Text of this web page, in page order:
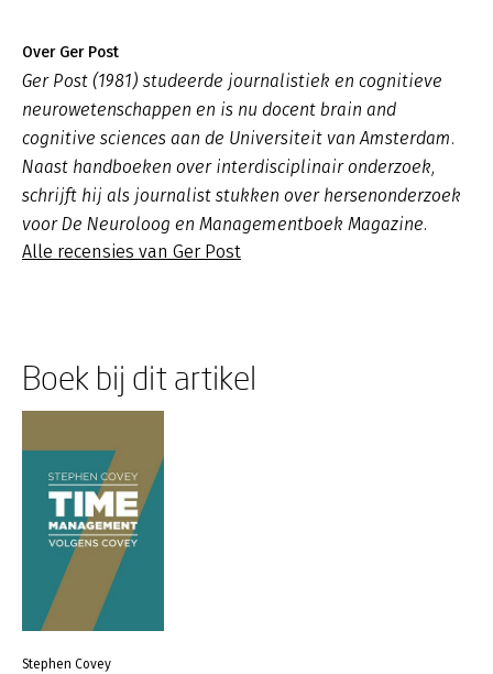
Over Ger Post
Ger Post (1981) studeerde journalistiek en cognitieve
neurowetenschappen en is nu docent brain and
cognitive sciences aan de Universiteit van Amsterdam.
Naast handboeken over interdisciplinair onderzoek,
schrijft hij als journalist stukken over hersenonderzoek
voor De Neuroloog en Managementboek Magazine.
Alle recensies van Ger Post
Boek bij dit artikel
Stephen Covey